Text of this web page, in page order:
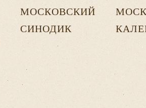
МОСКОВСКИЙ
СИНОДИК